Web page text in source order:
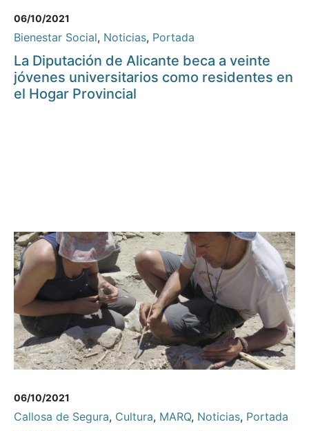
06/10/2021
Bienestar Social, Noticias, Portada
La Diputación de Alicante beca a veinte
jóvenes universitarios como residentes en
el Hogar Provincial
06/10/2021
Callosa de Segura, Cultura, MARQ, Noticias, Portada